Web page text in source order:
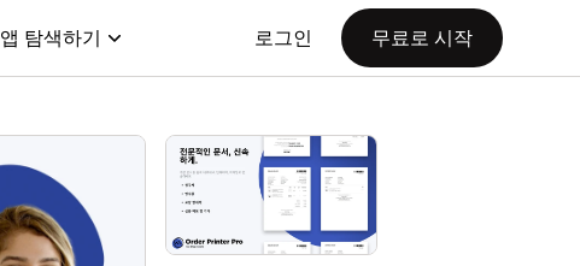
앱 탐색하기 로그인 무료로 시작